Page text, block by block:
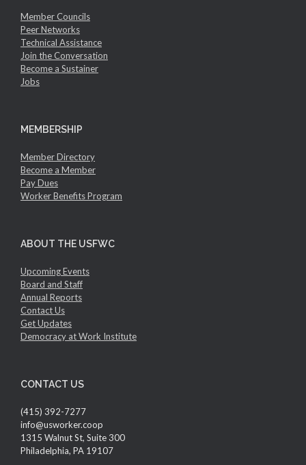
Member Councils
Peer Networks
Technical Assistance
Join the Conversation
Become a Sustainer
Jobs
MEMBERSHIP
Member Directory
Become a Member
Pay Dues
Worker Benefits Program
ABOUT THE USFWC
Upcoming Events
Board and Staff
Annual Reports
Contact Us
Get Updates
Democracy at Work Institute
CONTACT US
(415) 392-7277
info@usworker.coop
1315 Walnut St, Suite 300
Philadelphia, PA 19107